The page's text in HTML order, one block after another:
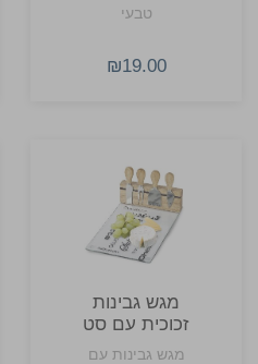
טבעי
₪19.00
מגש גבינות
זכוכית עם סט
סכינים
מגש גבינות עם